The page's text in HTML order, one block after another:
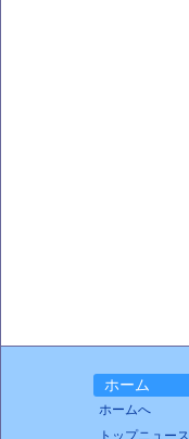
ホーム
ホームへ
トップニュース